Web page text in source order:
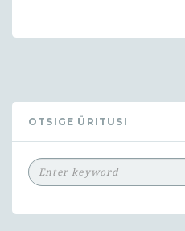
OTSIGE ÜRITUSI